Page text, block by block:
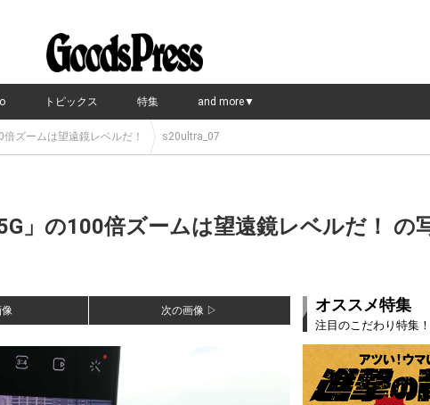
トピックス 特集 and more▼
ズームは望遠鏡レベルだ！ s20ultra_07
」の100倍ズームは望遠鏡レベルだ！ の
次の画像 ▷ オススメ特集
注目のこだわり特集！